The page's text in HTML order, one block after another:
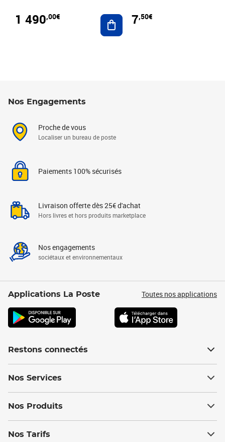
1 490,00€ Ajouter au panier
7,50€
Nos Engagements
Proche de vous
Localiser un bureau de poste
Paiements 100% sécurisés
Livraison offerte dès 25€ d'achat
Hors livres et hors produits marketplace
Nos engagements
sociétaux et environnementaux
Applications La Poste Toutes nos applications
Restons connectés
Nos Services
Nos Produits
Nos Tarifs